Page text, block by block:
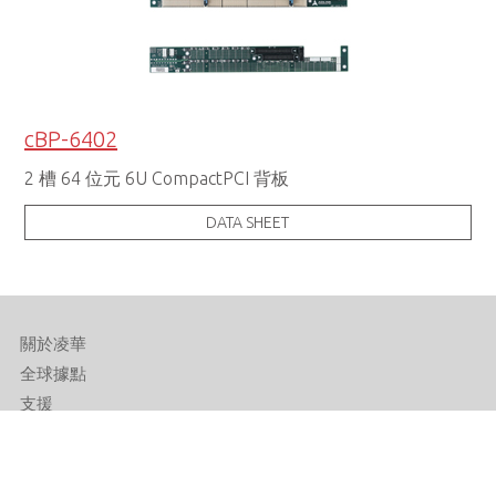
cBP-6402
2 槽 64 位元 6U CompactPCI 背板
DATA SHEET
關於凌華
全球據點
支援